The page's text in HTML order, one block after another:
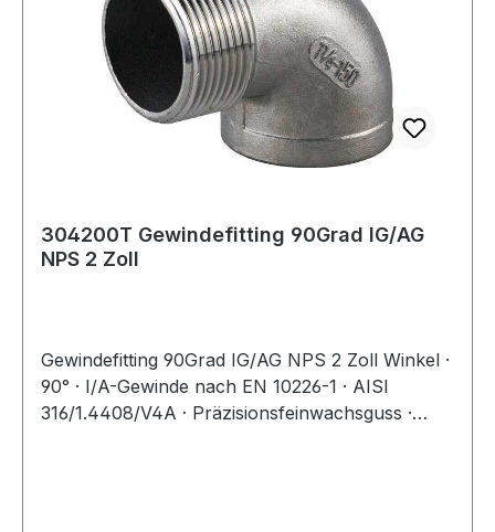
304200T Gewindefitting 90Grad IG/AG
NPS 2 Zoll
Gewindefitting 90Grad IG/AG NPS 2 Zoll Winkel ·
90° · I/A-Gewinde nach EN 10226-1 · AISI
316/1.4408/V4A · Präzisionsfeinwachsguss ·